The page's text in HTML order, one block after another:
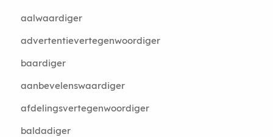
aalwaardiger
advertentievertegenwoordiger
baardiger
aanbevelenswaardiger
afdelingsvertegenwoordiger
baldadiger